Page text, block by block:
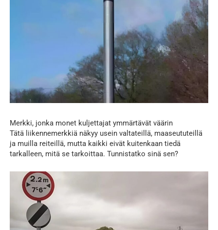
Merkki, jonka monet kuljettajat ymmärtävät väärin
Tätä liikennemerkkiä näkyy usein valtateillä, maaseututeillä
ja muilla reiteillä, mutta kaikki eivät kuitenkaan tiedä
tarkalleen, mitä se tarkoittaa. Tunnistatko sinä sen?